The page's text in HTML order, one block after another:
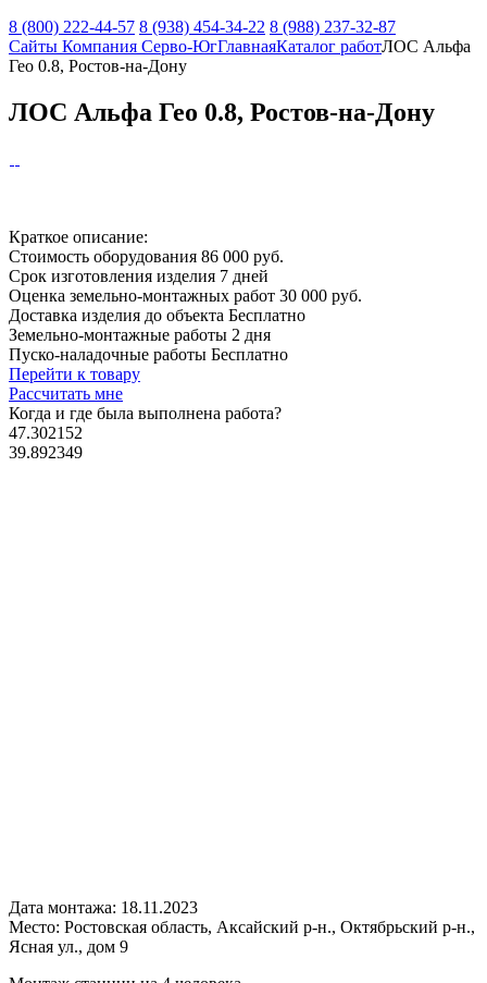
8 (800) 222-44-57 8 (938) 454-34-22 8 (988) 237-32-87
Сайты Компания Серво-ЮгГлавнаяКаталог работЛОС Альфа
Гео 0.8, Ростов-на-Дону
ЛОС Альфа Гео 0.8, Ростов-на-Дону
Краткое описание:
Стоимость оборудования 86 000 руб.
Срок изготовления изделия 7 дней
Оценка земельно-монтажных работ 30 000 руб.
Доставка изделия до объекта Бесплатно
Земельно-монтажные работы 2 дня
Пуско-наладочные работы Бесплатно
Перейти к товару
Рассчитать мне
Когда и где была выполнена работа?
47.302152
39.892349
Дата монтажа: 18.11.2023
Место: Ростовская область, Аксайский р-н., Октябрьский р-н.,
Ясная ул., дом 9